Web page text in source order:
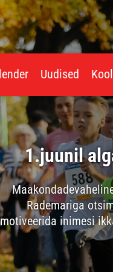
Uudised
1.juunil
Maakondadevaheline
Rademariga
motiveerida inimesi